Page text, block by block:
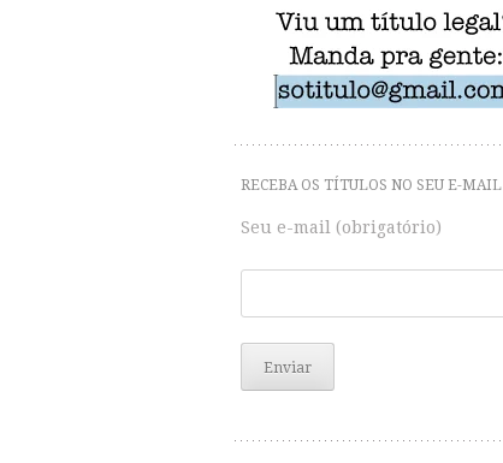
RECEBA OS TÍTULOS NO SEU E-MAIL
Seu e-mail (obrigatório)